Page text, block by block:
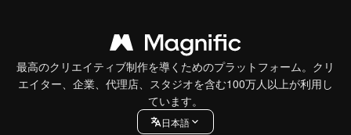
最高のクリエイティブ制作を導くためのプラットフォーム。クリ
エイター、企業、代理店、スタジオを含む100万人以上が利用し
ています。
日本語